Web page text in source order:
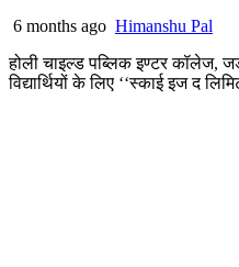
6 months ago Himanshu Pal
होली चाइल्ड पब्लिक इण्टर कॉलेज,
विद्यार्थियों के लिए ‘‘स्काई इज द